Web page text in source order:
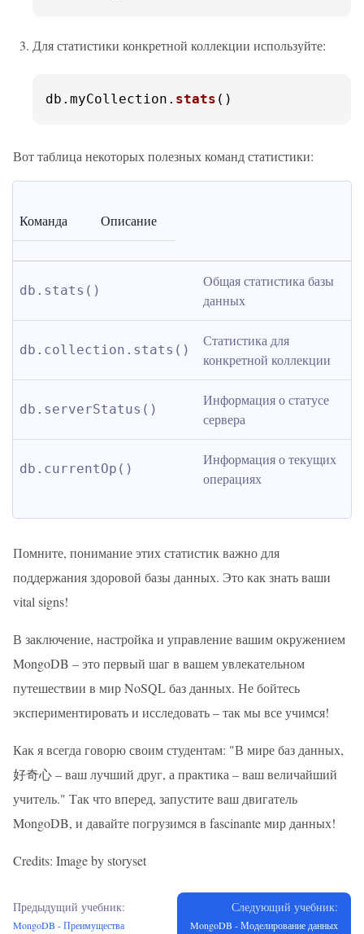
Для статистики конкретной коллекции используйте:
db. myCollection . stats ()
Вот таблица некоторых полезных команд статистики:
Команда Описание
db.stats()
Общая статистика базы
данных
db.collection.stats()
Статистика для
конкретной коллекции
db.serverStatus()
Информация о статусе
сервера
db.currentOp()
Информация о текущих
операциях
Помните, понимание этих статистик важно для
поддержания здоровой базы данных. Это как знать ваши
vital signs!
В заключение, настройка и управление вашим окружением
MongoDB – это первый шаг в вашем увлекательном
путешествии в мир NoSQL баз данных. Не бойтесь
экспериментировать и исследовать – так мы все учимся!
Как я всегда говорю своим студентам: "В мире баз данных,
好奇心 – ваш лучший друг, а практика – ваш величайший
учитель." Так что вперед, запустите ваш двигатель
MongoDB, и давайте погрузимся в fascinante мир данных!
Credits: Image by storyset
Предыдущий учебник:
MongoDB - Преимущества
Следующий учебник:
MongoDB - Моделирование данных